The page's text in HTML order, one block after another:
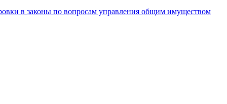
в законы по вопросам управления общим имуществом